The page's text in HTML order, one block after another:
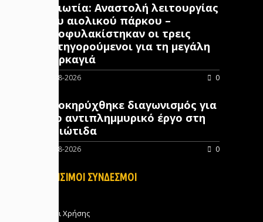
Βοιωτία: Αναστολή λειτουργίας
του αιολικού πάρκου –
Προφυλακίστηκαν οι τρεις
κατηγορούμενοι για τη μεγάλη
πυρκαγιά
07-08-2026 0
Προκηρύχθηκε διαγωνισμός για
νέo αντιπλημμυρικό έργο στη
Φθιώτιδα
07-08-2026 0
ΧΡΗΣΙΜΟΙ ΣΥΝΔΕΣΜΟΙ
Όροι Χρήσης